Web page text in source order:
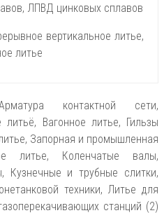
ЛПВД цинковых сплавов
вертикальное литье,
литье
контактной сети,
литьё, Вагонное литье, Гильзы
Запорная и промышленная
литье, Коленчатые валы,
Кузнечные и трубные слитки,
техники, Литье для
станций (2)